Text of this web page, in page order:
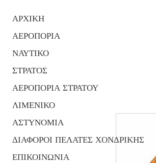
ΑΡΧΙΚΗ
ΑΕΡΟΠΟΡΙΑ
ΝΑΥΤΙΚΟ
ΣΤΡΑΤΟΣ
ΑΕΡΟΠΟΡΙΑ ΣΤΡΑΤΟΥ
ΛΙΜΕΝΙΚΟ
ΑΣΤΥΝΟΜΙΑ
ΔΙΑΦΟΡΟΙ ΠΕΛΑΤΕΣ ΧΟΝΔΡΙΚΗΣ
ΕΠΙΚΟΙΝΩΝΙΑ